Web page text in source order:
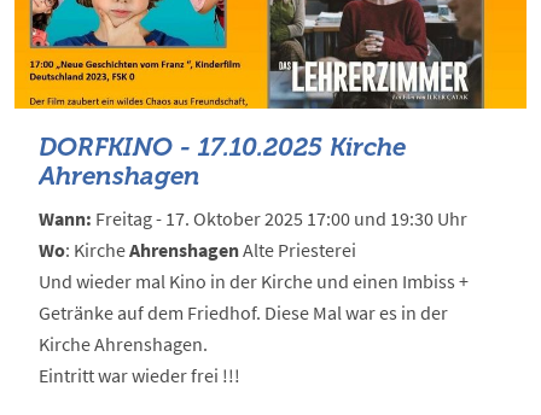
DORFKINO - 17.10.2025 Kirche
Ahrenshagen
Wann: Freitag - 17. Oktober 2025 17:00 und 19:30 Uhr
Wo: KircheAhrenshagenAlte Priesterei
Und wieder mal Kino in der Kirche und einen Imbiss +
Getränke auf dem Friedhof. Diese Mal war es in der
Kirche Ahrenshagen.
Eintritt war wieder frei !!!